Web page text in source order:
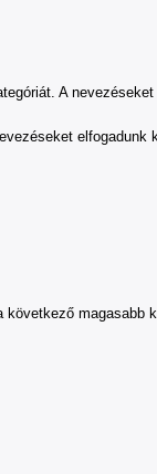
A nevezéseket
elfogadunk
következő magasabb